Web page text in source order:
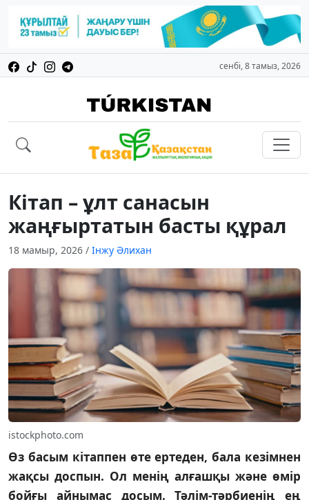
сенбі, 8 тамыз, 2026
Кітап – ұлт санасын
жаңғыртатын басты құрал
18 мамыр, 2026 / Інжу Әлихан
istockphoto.com
Өз басым кітаппен өте ертеден, бала кезімнен
жақсы доспын. Ол менің алғашқы және өмір
бойғы айнымас досым. Тәлім-тәрбиенің ең